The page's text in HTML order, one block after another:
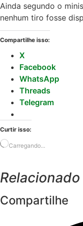
Ainda segundo o
nenhum tiro fosse
Compartilhe isso:
X
Facebook
WhatsApp
Threads
Telegram
Curtir isso:
Carregando...
Relacionado
Compartilhe